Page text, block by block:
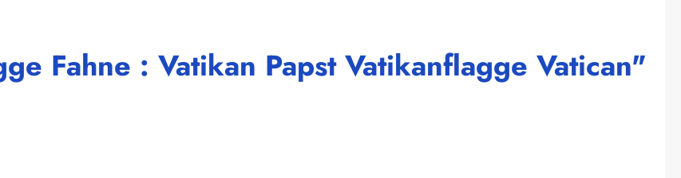
Fahne : Vatikan Papst Vatikanflagge Vatican"